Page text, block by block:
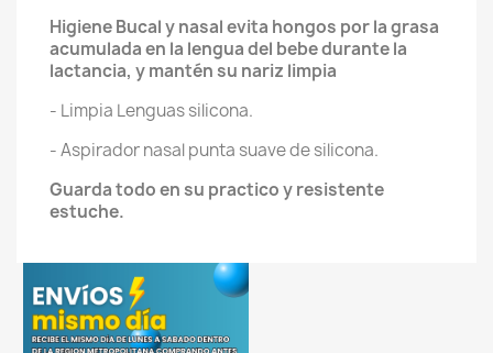
Higiene Bucal y nasal evita hongos por la grasa
acumulada en la lengua del bebe durante la
lactancia, y mantén su nariz limpia
- Limpia Lenguas silicona.
- Aspirador nasal punta suave de silicona.
Guarda todo en su practico y resistente
estuche.